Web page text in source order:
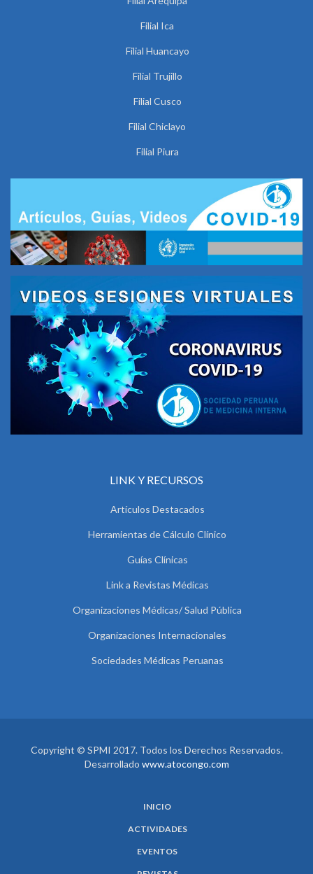
Filial Ica
Filial Huancayo
Filial Trujillo
Filial Cusco
Filial Chiclayo
Filial Piura
LINK Y RECURSOS
Artículos Destacados
Herramientas de Cálculo Clínico
Guías Clínicas
Link a Revistas Médicas
Organizaciones Médicas/ Salud Pública
Organizaciones Internacionales
Sociedades Médicas Peruanas
Copyright © SPMI 2017. Todos los Derechos Reservados.
Desarrollado www.atocongo.com
INICIO
ACTIVIDADES
EVENTOS